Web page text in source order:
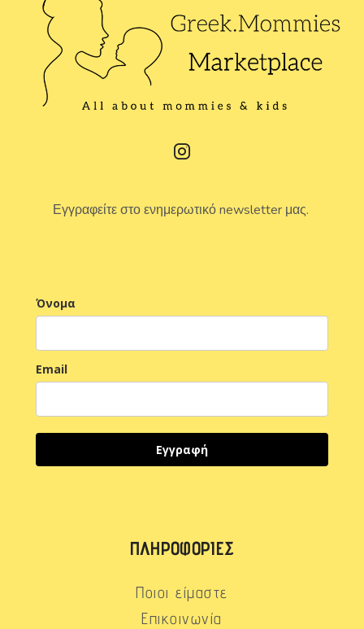
Εγγραφείτε στο ενημερωτικό newsletter μας.
Όνομα
Email
Εγγραφή
ΠΛΗΡΟΦΟΡΊΕΣ
Ποιοι είμαστε
Επικοινωνία